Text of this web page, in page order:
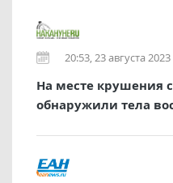
20:53, 23 августа 2023
На месте крушения
обнаружили тела